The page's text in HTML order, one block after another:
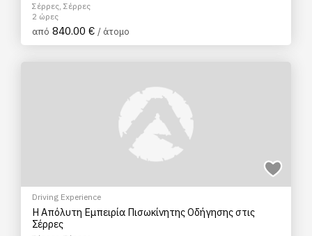
Σέρρες, Σέρρες
2 ώρες
από 840.00 € / άτομο
Driving Experience
Η Απόλυτη Εμπειρία Πισωκίνητης Οδήγησης στις
Σέρρες